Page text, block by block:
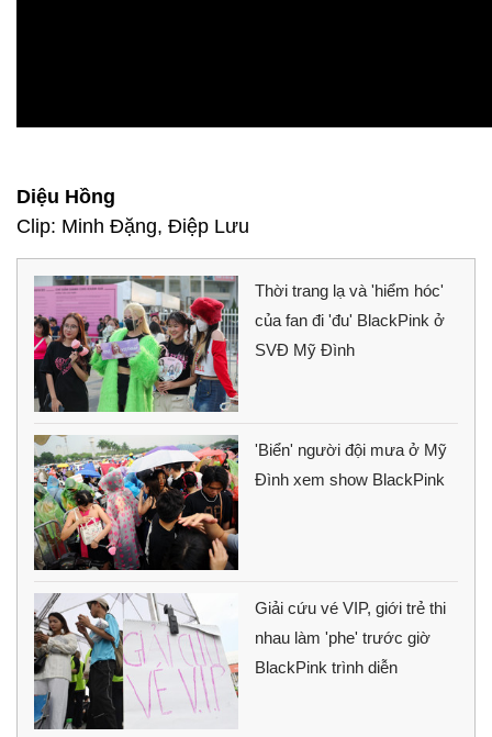
Diệu Hồng
Clip: Minh Đặng, Điệp Lưu
Thời trang lạ và 'hiểm hóc'
của fan đi 'đu' BlackPink ở
SVĐ Mỹ Đình
'Biển' người đội mưa ở Mỹ
Đình xem show BlackPink
Giải cứu vé VIP, giới trẻ thi
nhau làm 'phe' trước giờ
BlackPink trình diễn